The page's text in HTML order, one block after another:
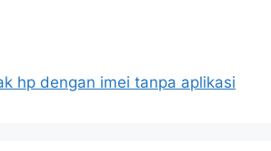
hp dengan imei tanpa aplikasi